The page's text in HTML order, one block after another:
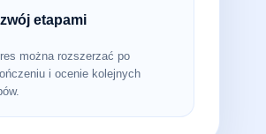
etapami
można rozszerzać po
i ocenie kolejnych